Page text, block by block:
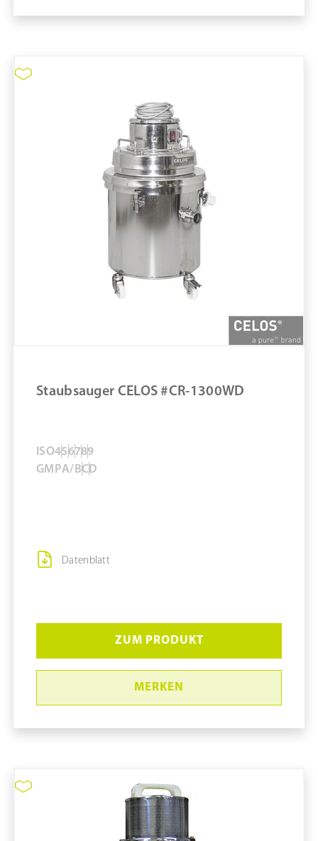
Größe STK
Material
Marke: Tiger-Vac
Art Staubsauger: Trockensauger
Tuchfilter
ULPA-Filter
Staubsauger CELOS #CR-1
Staubsauger CELOS #CR-1300WD
Datenblatt
ISO456789
GMPA/BC D
ZUM PRODUKT
MERKEN
Staubsauger CELOS #CR-1300WD
pure11 Nr.: 1111117, Marke: Tiger-Vac